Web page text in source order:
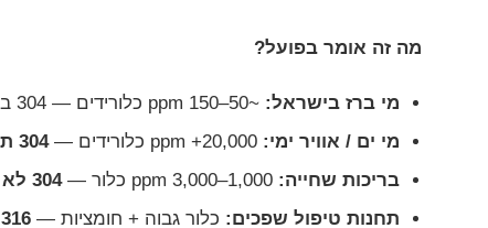
מה זה אומר בפועל?
מי ברז בישראל: ~50–150 ppm כלורידים — 304 בסדר, אבל בקצה.
מי ים / אוויר ימי:
304 תחליד תוך חודשים. 316 חייבת.
בריכות שחייה:
304 לא מתאימה. 316 חובה.
תחנות טיפול שפכים: כלור גבוה + חומציות — 316 או יותר.